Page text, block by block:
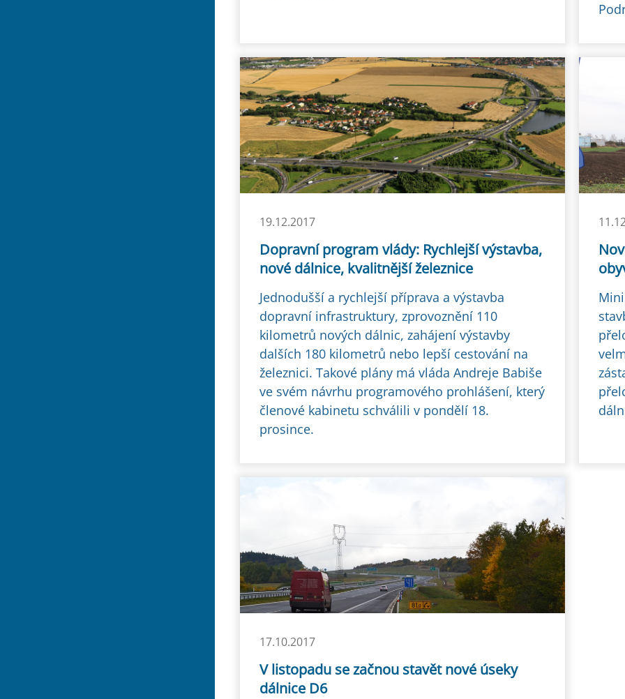
19.12.2017
Dopravní program vlády: Rychlejší výstavba,
nové dálnice, kvalitnější železnice
Jednodušší a rychlejší příprava a výstavba
dopravní infrastruktury, zprovoznění 110
kilometrů nových dálnic, zahájení výstavby
dalších 180 kilometrů nebo lepší cestování na
železnici. Takové plány má vláda Andreje Babiše
ve svém návrhu programového prohlášení, který
členové kabinetu schválili v pondělí 18.
prosince.
17.10.2017
V listopadu se začnou stavět nové úseky
dálnice D6